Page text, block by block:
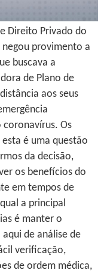
Direito Privado do
negou provimento a
buscava a
de Plano de
aos seus
Os
é uma questão
da decisão,
os benefícios do
em tempos de
a principal
é manter o
de análise de
verificação,
de ordem médica,